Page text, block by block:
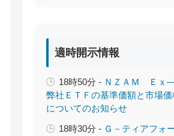
適時開示情報
18時50分 - ＮＺＡＭ Ｅｘ―
弊社ＥＴＦの基準価額と市場
についてのお知らせ
18時30分 - Ｇ－ティアフォ